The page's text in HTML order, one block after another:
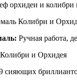
орхидеи и
Ручная работа,
сияющих